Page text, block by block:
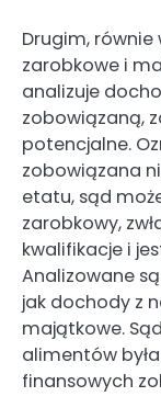
Drugim,
zarobkowe i
analizuje
zobowiązaną,
potencjalne.
zobowiązana
etatu, sąd
zarobkowy,
kwalifikacje i
Analizowane
jak dochody z
majątkowe.
alimentów
finansowych